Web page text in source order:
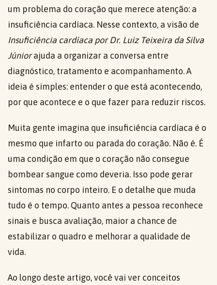
um problema do coração que merece atenção: a
insuficiência cardíaca. Nesse contexto, a visão de
Insuficiência cardíaca por Dr. Luiz Teixeira da Silva
Júniorajuda a organizar a conversa entre
diagnóstico, tratamento e acompanhamento. A
ideia é simples: entender o que está acontecendo,
por que acontece e o que fazer para reduzir riscos.
Muita gente imagina que insuficiência cardíaca é o
mesmo que infarto ou parada do coração. Não é. É
uma condição em que o coração não consegue
bombear sangue como deveria. Isso pode gerar
sintomas no corpo inteiro. E o detalhe que muda
tudo é o tempo. Quanto antes a pessoa reconhece
sinais e busca avaliação, maior a chance de
estabilizar o quadro e melhorar a qualidade de
vida.
Ao longo deste artigo, você vai ver conceitos